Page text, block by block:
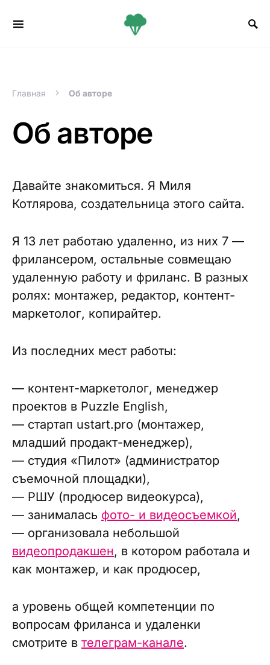
Главная Об авторе
Об авторе
Давайте знакомиться. Я Миля
Котлярова, создательница этого сайта.
Я 13 лет работаю удаленно, из них 7 —
фрилансером, остальные совмещаю
удаленную работу и фриланс. В разных
ролях: монтажер, редактор, контент-
маркетолог, копирайтер.
Из последних мест работы:
— контент-маркетолог, менеджер
проектов в Puzzle English,
— стартап ustart.pro (монтажер,
младший продакт-менеджер),
— студия «Пилот» (администратор
съемочной площадки),
— РШУ (продюсер видеокурса),
— занималась фото- и видеосъемкой,
— организовала небольшой
видеопродакшен, в котором работала и
как монтажер, и как продюсер,
а уровень общей компетенции по
вопросам фриланса и удаленки
смотрите в телеграм-канале.